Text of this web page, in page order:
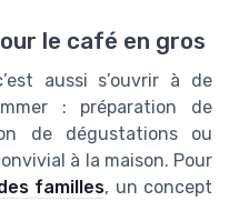
le café en gros
aussi s’ouvrir à de
: préparation de
de dégustations ou
à la maison. Pour
familles, un concept